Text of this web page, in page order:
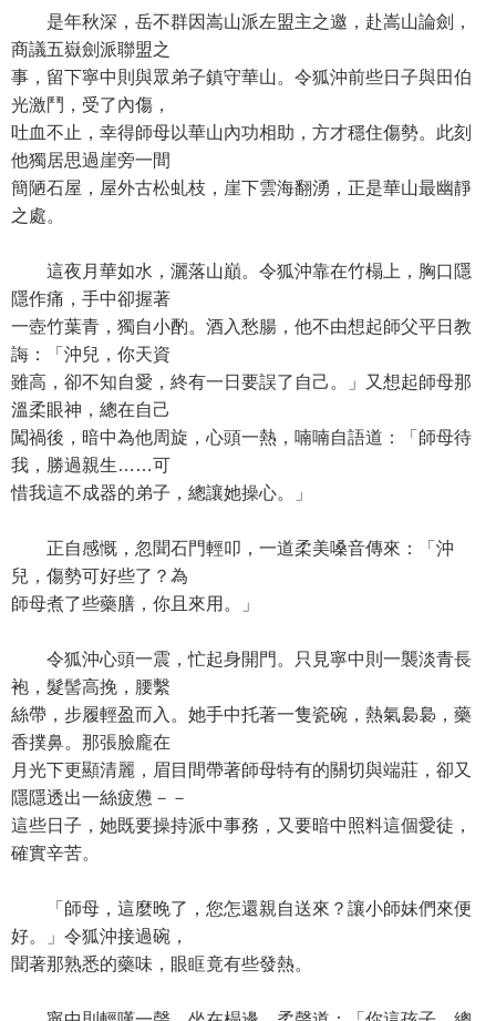
是年秋深，岳不群因嵩山派左盟主之邀，赴嵩山論劍，
商議五嶽劍派聯盟之
事，留下寧中則與眾弟子鎮守華山。令狐沖前些日子與田伯
光激鬥，受了內傷，
吐血不止，幸得師母以華山內功相助，方才穩住傷勢。此刻
他獨居思過崖旁一間
簡陋石屋，屋外古松虬枝，崖下雲海翻湧，正是華山最幽靜
之處。
這夜月華如水，灑落山巔。令狐沖靠在竹榻上，胸口隱
隱作痛，手中卻握著
一壺竹葉青，獨自小酌。酒入愁腸，他不由想起師父平日教
誨：「沖兒，你天資
雖高，卻不知自愛，終有一日要誤了自己。」又想起師母那
溫柔眼神，總在自己
闖禍後，暗中為他周旋，心頭一熱，喃喃自語道：「師母待
我，勝過親生……可
惜我這不成器的弟子，總讓她操心。」
正自感慨，忽聞石門輕叩，一道柔美嗓音傳來：「沖
兒，傷勢可好些了？為
師母煮了些藥膳，你且來用。」
令狐沖心頭一震，忙起身開門。只見寧中則一襲淡青長
袍，髮髻高挽，腰繫
絲帶，步履輕盈而入。她手中托著一隻瓷碗，熱氣裊裊，藥
香撲鼻。那張臉龐在
月光下更顯清麗，眉目間帶著師母特有的關切與端莊，卻又
隱隱透出一絲疲憊－－
這些日子，她既要操持派中事務，又要暗中照料這個愛徒，
確實辛苦。
「師母，這麼晚了，您怎還親自送來？讓小師妹們來便
好。」令狐沖接過碗，
聞著那熟悉的藥味，眼眶竟有些發熱。